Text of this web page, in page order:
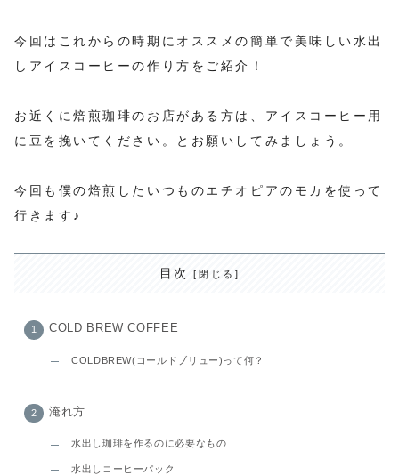
今回はこれからの時期にオススメの簡単で美味しい水出
しアイスコーヒーの作り方をご紹介！
お近くに焙煎珈琲のお店がある方は、アイスコーヒー用
に豆を挽いてください。とお願いしてみましょう。
今回も僕の焙煎したいつものエチオピアのモカを使って
行きます♪
目次
COLD BREW COFFEE
COLDBREW(コールドブリュー)って何？
淹れ方
水出し珈琲を作るのに必要なもの
水出しコーヒーパック